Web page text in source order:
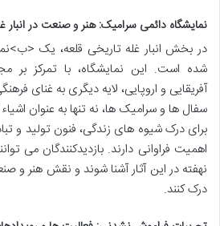
نمایشگاه دائمی سرامیک: هنر و صنعت در انبار
در بخش انبار غله تاریخی قلعه، یک
شده است. این نمایشگاه، با تمرکز بر
آفریقایی و اروپایی، لایه دیگری به غنای
سفال ها و سرامیک ها، نه تنها به عنوان اشیاء
برای درک شیوه های زندگی، فنون تولید و
اهمیت فراوانی دارند. بازدیدکنندگان می
نهفته در این آثار آشنا شوند و نقش هنر و
درک کنند.